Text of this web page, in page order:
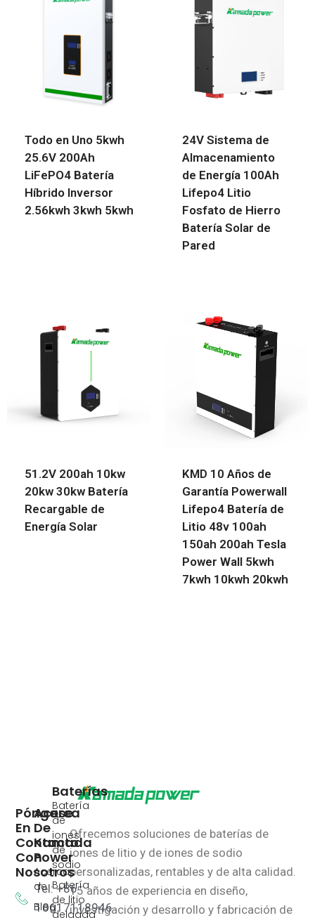
Todo en Uno 5kwh
25.6V 200Ah
LiFePO4 Batería
Híbrido Inversor
2.56kwh 3kwh 5kwh
24V Sistema de
Almacenamiento
de Energía 100Ah
Lifepo4 Litio
Fosfato de Hierro
Batería Solar de
Pared
51.2V 200ah 10kw
20kw 30kw Batería
Recargable de
Energía Solar
KMD 10 Años de
Garantía Powerwall
Lifepo4 Batería de
Litio 48v 100ah
150ah 200ah Tesla
Power Wall 5kwh
7kwh 10kwh 20kwh
Ofrecemos soluciones de baterías de
iones de litio y de iones de sodio
personalizadas, rentables y de alta calidad.
15 años de experiencia en diseño,
investigación y desarrollo y fabricación de
Baterías
Batería
de
iones
de
sodio
Batería
de litio
delgada
Acerca
De
Kamada
Power
Acerca
de
Blog
Póngase
En
Contacto
Con
Nosotros
Tel: +86
18617118946